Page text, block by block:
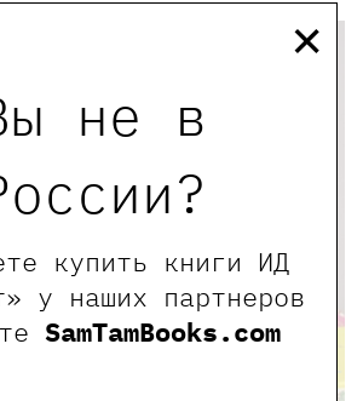
не в
купить книги ИД
у наших партнеров
SamTamBooks.com
×